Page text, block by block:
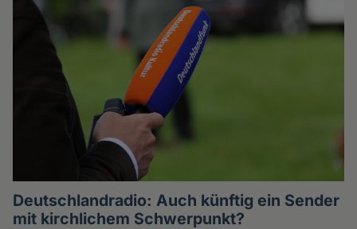
Deutschlandradio: Auch künftig ein Sender
mit kirchlichem Schwerpunkt?